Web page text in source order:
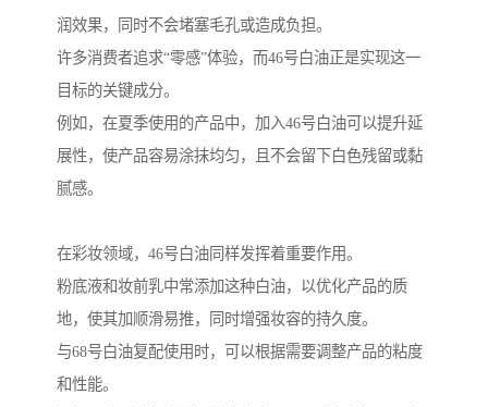
润效果，同时不会堵塞毛孔或造成负担。
许多消费者追求“零感”体验，而46号白油正是实现这一
目标的关键成分。
例如，在夏季使用的产品中，加入46号白油可以提升延
展性，使产品容易涂抹均匀，且不会留下白色残留或黏
腻感。
在彩妆领域，46号白油同样发挥着重要作用。
粉底液和妆前乳中常添加这种白油，以优化产品的质
地，使其加顺滑易推，同时增强妆容的持久度。
与68号白油复配使用时，可以根据需要调整产品的粘度
和性能。